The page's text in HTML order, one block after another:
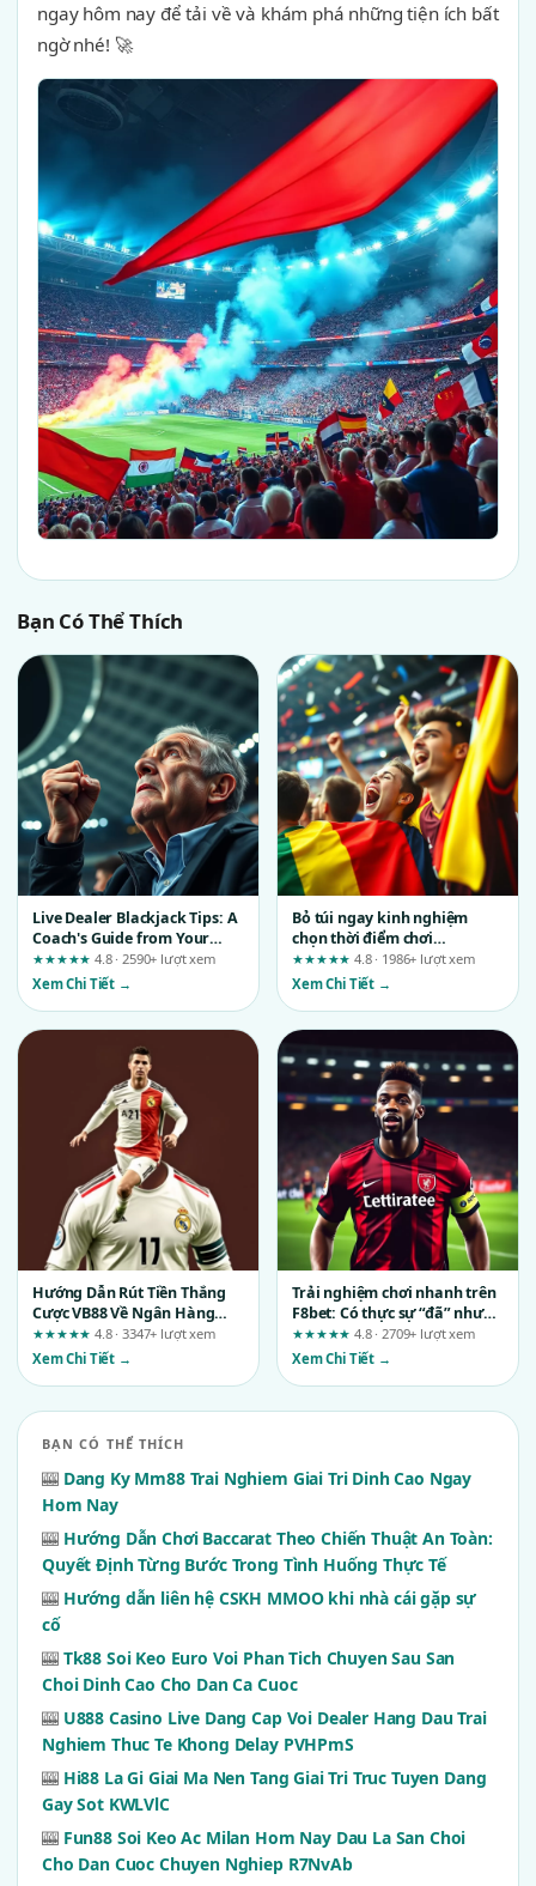
ngay hôm nay để tải về và khám phá những tiện ích bất
ngờ nhé! 🚀
Bạn Có Thể Thích
Live Dealer Blackjack Tips: A
Coach's Guide from Your
First Hand to Confident Play
★★★★★4.8 · 2590+ lượt xem
Xem Chi Tiết →
Bỏ túi ngay kinh nghiệm
chọn thời điểm chơi
cockfighting JE777 cho người
mới
★★★★★4.8 · 1986+ lượt xem
Xem Chi Tiết →
Hướng Dẫn Rút Tiền Thắng
Cược VB88 Về Ngân Hàng
Không Tốn Phí
★★★★★4.8 · 3347+ lượt xem
Xem Chi Tiết →
Trải nghiệm chơi nhanh trên
F8bet: Có thực sự “đã” như
lời đồn?
★★★★★4.8 · 2709+ lượt xem
Xem Chi Tiết →
BẠN CÓ THỂ THÍCH
🎰 Dang Ky Mm88 Trai Nghiem Giai Tri Dinh Cao Ngay
Hom Nay
🎰 Hướng Dẫn Chơi Baccarat Theo Chiến Thuật An Toàn:
Quyết Định Từng Bước Trong Tình Huống Thực Tế
🎰 Hướng dẫn liên hệ CSKH MMOO khi nhà cái gặp sự
cố
🎰 Tk88 Soi Keo Euro Voi Phan Tich Chuyen Sau San
Choi Dinh Cao Cho Dan Ca Cuoc
🎰 U888 Casino Live Dang Cap Voi Dealer Hang Dau Trai
Nghiem Thuc Te Khong Delay PVHPmS
🎰 Hi88 La Gi Giai Ma Nen Tang Giai Tri Truc Tuyen Dang
Gay Sot KWLVlC
🎰 Fun88 Soi Keo Ac Milan Hom Nay Dau La San Choi
Cho Dan Cuoc Chuyen Nghiep R7NvAb